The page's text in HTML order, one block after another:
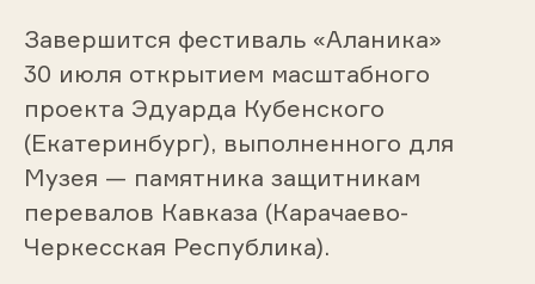
Завершится фестиваль «Аланика»
30 июля открытием масштабного
проекта Эдуарда Кубенского
(Екатеринбург), выполненного для
Музея — памятника защитникам
перевалов Кавказа (Карачаево-
Черкесская Республика).